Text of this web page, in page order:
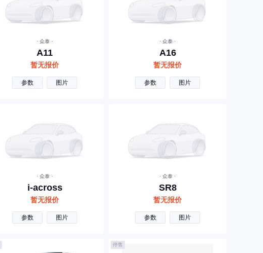
· 众泰 ·
A11
暂无报价
参数 图片
· 众泰 ·
A16
暂无报价
参数 图片
· 众泰 ·
i-across
暂无报价
参数 图片
· 众泰 ·
SR8
暂无报价
参数 图片
停售